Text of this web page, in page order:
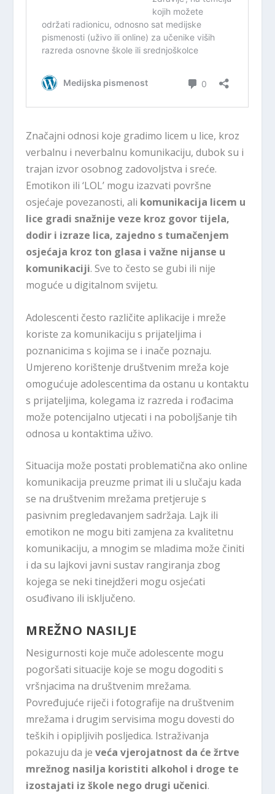
Značajni odnosi koje gradimo licem u lice, kroz
verbalnu i neverbalnu komunikaciju, dubok su i
trajan izvor osobnog zadovoljstva i sreće.
Emotikon ili ‘LOL’ mogu izazvati površne
osjećaje povezanosti, ali komunikacija licem u
lice gradi snažnije veze kroz govor tijela,
dodir i izraze lica, zajedno s tumačenjem
osjećaja kroz ton glasa i važne nijanse u
komunikaciji. Sve to često se gubi ili nije
moguće u digitalnom svijetu.
Adolescenti često različite aplikacije i mreže
koriste za komunikaciju s prijateljima i
poznanicima s kojima se i inače poznaju.
Umjereno korištenje društvenim mreža koje
omogućuje adolescentima da ostanu u kontaktu
s prijateljima, kolegama iz razreda i rođacima
može potencijalno utjecati i na poboljšanje tih
odnosa u kontaktima uživo.
Situacija može postati problematična ako online
komunikacija preuzme primat ili u slučaju kada
se na društvenim mrežama pretjeruje s
pasivnim pregledavanjem sadržaja. Lajk ili
emotikon ne mogu biti zamjena za kvalitetnu
komunikaciju, a mnogim se mladima može činiti
i da su lajkovi javni sustav rangiranja zbog
kojega se neki tinejdžeri mogu osjećati
osuđivano ili isključeno.
MREŽNO NASILJE
Nesigurnosti koje muče adolescente mogu
pogoršati situacije koje se mogu dogoditi s
vršnjacima na društvenim mrežama.
Povređujuće riječi i fotografije na društvenim
mrežama i drugim servisima mogu dovesti do
teških i opipljivih posljedica. Istraživanja
pokazuju da jeveća vjerojatnost da će žrtve
mrežnog nasilja koristiti alkohol i droge te
izostajati iz škole nego drugi učenici.